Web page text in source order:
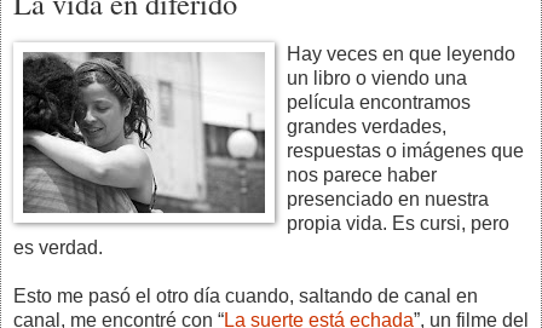
Hay veces en que leyendo
un libro o viendo una
película encontramos
grandes verdades,
respuestas o imágenes que
nos parece haber
presenciado en nuestra
propia vida. Es cursi, pero
es verdad.
Esto me pasó el otro día cuando, saltando de canal en
canal, me encontré con “La suerte está echada”, un filme del